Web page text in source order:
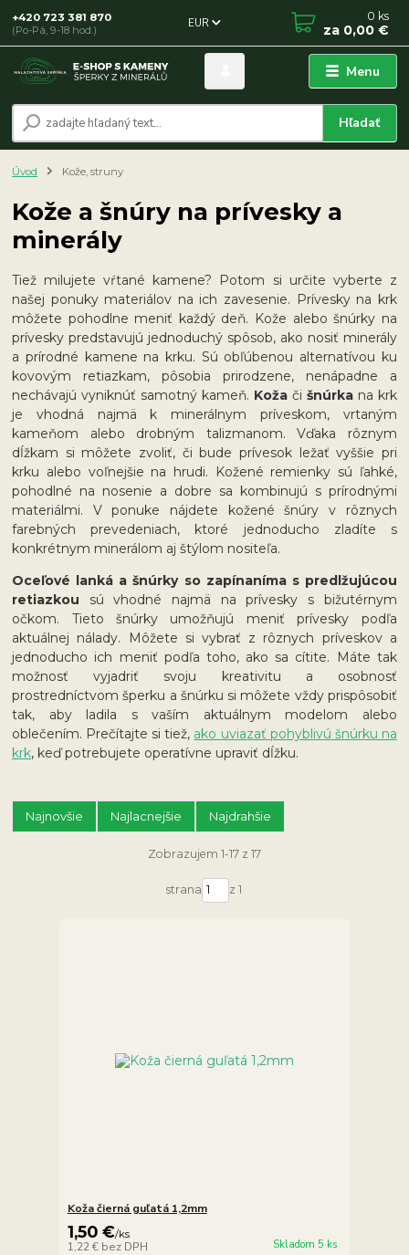
Menu
EUR
Hľadať
+420 723 381 870
(Po-Pá, 9-18 hod.)
0 ks
za 0,00 €
Úvod Kože, struny
Kože a šnúry na prívesky a
minerály
Tiež milujete vŕtané kamene? Potom si určite vyberte z
našej ponuky materiálov na ich zavesenie. Prívesky na krk
môžete pohodlne meniť každý deň. Kože alebo šnúrky na
prívesky predstavujú jednoduchý spôsob, ako nosiť minerály
a prírodné kamene na krku. Sú obľúbenou alternatívou ku
kovovým retiazkam, pôsobia prirodzene, nenápadne a
nechávajú vyniknúť samotný kameň. Koža či šnúrkana krk
je vhodná najmä k minerálnym príveskom, vrtaným
kameňom alebo drobným talizmanom. Vďaka rôznym
dĺžkam si môžete zvoliť, či bude prívesok ležať vyššie pri
krku alebo voľnejšie na hrudi. Kožené remienky sú ľahké,
pohodlné na nosenie a dobre sa kombinujú s prírodnými
materiálmi. V ponuke nájdete kožené šnúry v rôznych
farebných prevedeniach, ktoré jednoducho zladíte s
konkrétnym minerálom aj štýlom nositeľa.
Oceľové lanká a šnúrky so zapínaníma s predlžujúcou
retiazkou sú vhodné najmä na prívesky s bižutérnym
očkom. Tieto šnúrky umožňujú meniť prívesky podľa
aktuálnej nálady. Môžete si vybrať z rôznych príveskov a
jednoducho ich meniť podľa toho, ako sa cítite. Máte tak
možnosť vyjadriť svoju kreativitu a osobnosť
prostredníctvom šperku a šnúrku si môžete vždy prispôsobiť
tak, aby ladila s vaším aktuálnym modelom alebo
oblečením. Prečítajte si tiež, ako uviazať pohyblivú šnúrku na
krk, keď potrebujete operatívne upraviť dĺžku.
Najnovšie Najlacnejšie Najdrahšie
Zobrazujem 1-17 z 17
strana z 1
Koža čierná guľatá 1,2mm
1,50 €/ks
1,22 € bez DPH Skladom 5 ks